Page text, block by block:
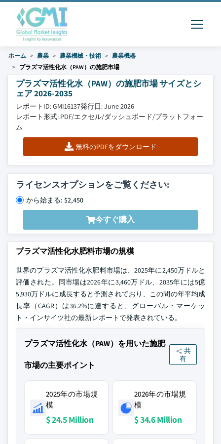
ホーム 農業 農業機械・技術
農業機器
プラズマ活性化水（PAW）の施肥市場
プラズマ活性化水（PAW）の施肥市場 サイズとシ
ェア 2026-2035
レポートID: GMI16137発行日: June 2026
レポート形式: PDF/エクセル/ダッシュボード/プラットフォー
ム
無料のPDFをダウンロード
ライセンスオプションをご覧ください:
から始まる: $2,450
今すぐ購入
プラズマ活性化水肥料市場の規模
世界のプラズマ活性化水肥料市場は、2025年に2,450万ドルと
評価された。同市場は2026年に3,460万ドル、2035年には5億
5,930万ドルに成長すると予測されており、この間の年平均成
長率（CAGR）は36.2%に達すると、グローバル・マーケッ
ト・インサイツ社の最新レポートで発表されている。
プラズマ活性化水（PAW）を用いた施肥
市場の主要ポイント
共
有
2025年の市場規
模
$ 24.5 Million
2026年の市場規
模
$ 34.6 Million